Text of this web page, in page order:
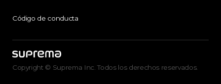
Código de conducta
Copyright © Suprema Inc. Todos los derechos reservados.